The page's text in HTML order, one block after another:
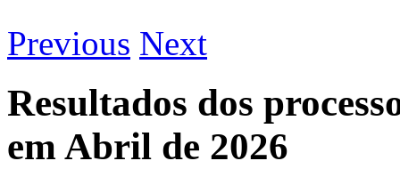
Previous Next
Resultados dos
em Abril de 2026